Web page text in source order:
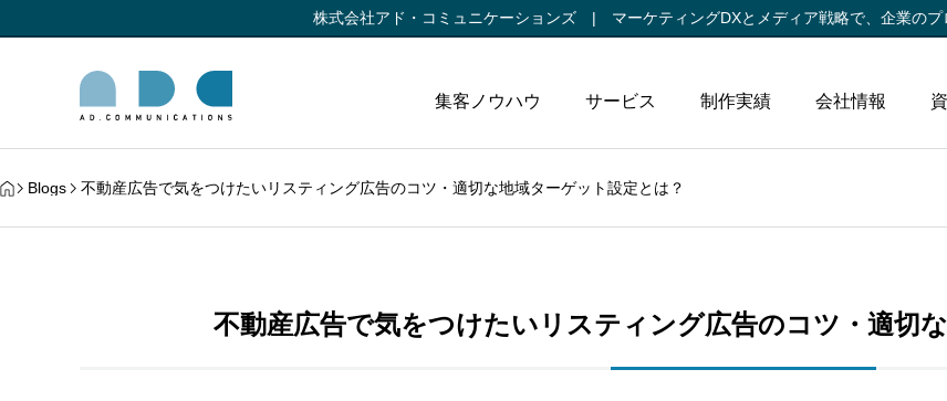
株式会社アド・コミュニケーションズ | マーケティングDXとメディア戦略で、 企業のプ
集客ノウハウ サービス 制作実績 会社情報
Blogs 不動産広告で気をつけたいリスティング広告のコツ・適切な地域ターゲット設定とは？
不動産広告で気をつけたいリスティング広告のコツ・適切